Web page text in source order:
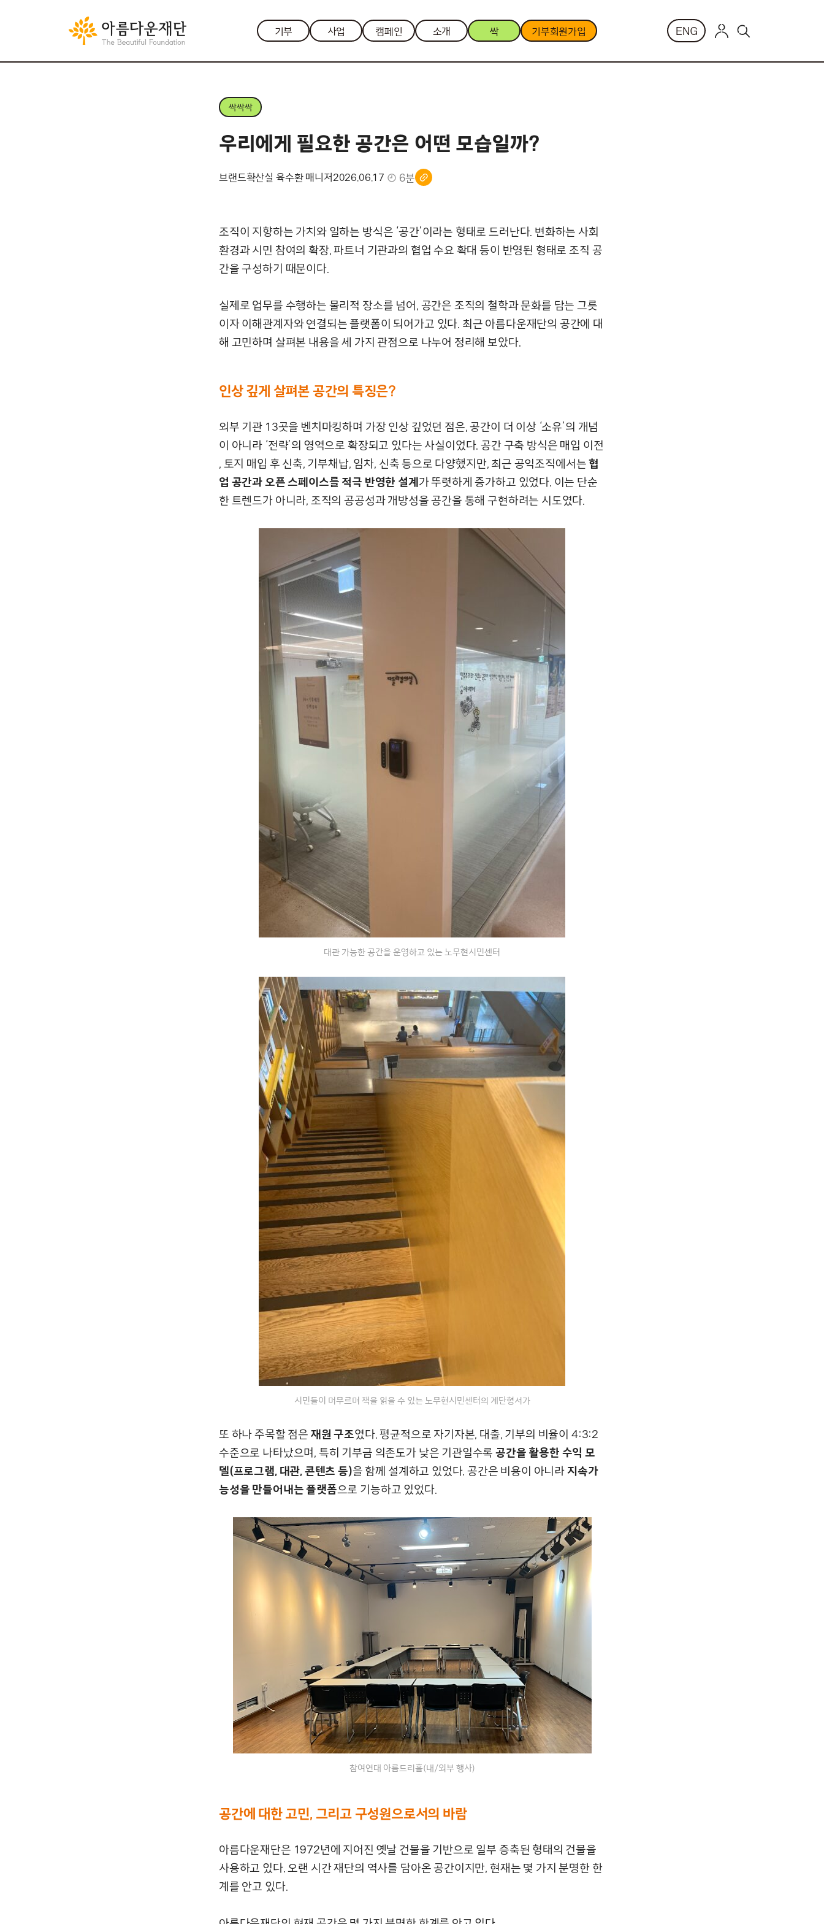
기부 사업 캠페인 소개 싹 기부회원가입 ENG
싹싹싹
우리에게 필요한 공간은 어떤 모습일까?
브랜드확산실 육수환 매니저2026.06.17 6분
조직이 지향하는 가치와 일하는 방식은 ‘공간’이라는 형태로 드러난다. 변화하는 사회
환경과 시민 참여의 확장, 파트너 기관과의 협업 수요 확대 등이 반영된 형태로 조직 공
간을 구성하기 때문이다.
실제로 업무를 수행하는 물리적 장소를 넘어, 공간은 조직의 철학과 문화를 담는 그릇
이자 이해관계자와 연결되는 플랫폼이 되어가고 있다. 최근 아름다운재단의 공간에 대
해 고민하며 살펴본 내용을 세 가지 관점으로 나누어 정리해 보았다.
인상 깊게 살펴본 공간의 특징은?
외부 기관 13곳을 벤치마킹하며 가장 인상 깊었던 점은, 공간이 더 이상 ‘소유’의 개념
이 아니라 ‘전략’의 영역으로 확장되고 있다는 사실이었다. 공간 구축 방식은 매입 이전
, 토지 매입 후 신축, 기부채납, 임차, 신축 등으로 다양했지만, 최근 공익조직에서는협
업 공간과 오픈 스페이스를 적극 반영한 설계가 뚜렷하게 증가하고 있었다. 이는 단순
한 트렌드가 아니라, 조직의 공공성과 개방성을 공간을 통해 구현하려는 시도였다.
대관 가능한 공간을 운영하고 있는 노무현시민센터
시민들이 머무르며 책을 읽을 수 있는 노무현시민센터의 계단형서가
또 하나 주목할 점은 재원 구조였다. 평균적으로 자기자본, 대출, 기부의 비율이 4:3:2
수준으로 나타났으며, 특히 기부금 의존도가 낮은 기관일수록공간을 활용한 수익 모
델(프로그램, 대관, 콘텐츠 등)을 함께 설계하고 있었다. 공간은 비용이 아니라지속가
능성을 만들어내는 플랫폼으로 기능하고 있었다.
참여연대 아름드리홀(내/외부 행사)
공간에 대한 고민, 그리고 구성원으로서의 바람
아름다운재단은 1972년에 지어진 옛날 건물을 기반으로 일부 증축된 형태의 건물을
사용하고 있다. 오랜 시간 재단의 역사를 담아온 공간이지만, 현재는 몇 가지 분명한 한
계를 안고 있다.